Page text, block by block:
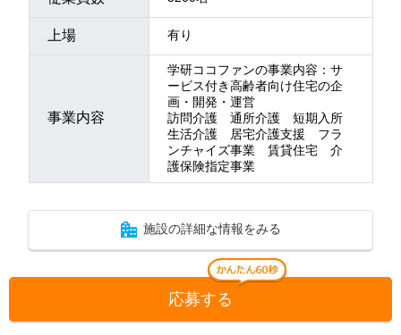
上場 有り
事業内容
学研ココファンの事業内容：サ
ービス付き高齢者向け住宅の企
画・開発・運営
訪問介護 通所介護 短期入所
生活介護 居宅介護支援 フラ
ンチャイズ事業 賃貸住宅 介
護保険指定事業
施設の詳細な情報をみる
応募する